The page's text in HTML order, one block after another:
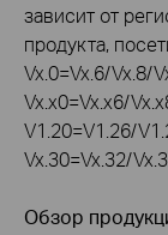
зависит от
продукта,
Vx.0=Vx.6/Vx.8/
Vx.x0=Vx.x6/
V1.20=V1.26/
Vx.30=Vx.32/
Обзор